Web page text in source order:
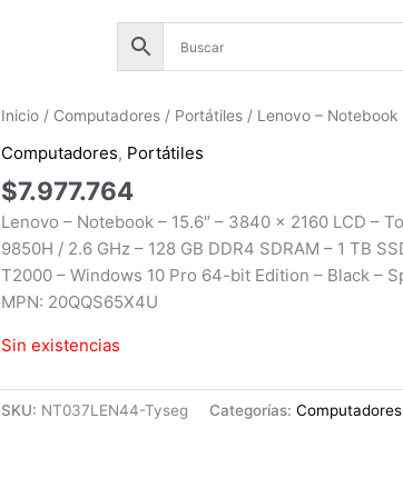
Inicio / Computadores / Portátiles / Lenovo – Notebook
Computadores, Portátiles
$7.977.764
Lenovo – Notebook – 15.6″ – 3840 x 2160 LCD –
9850H / 2.6 GHz – 128 GB DDR4 SDRAM – 1 TB
T2000 – Windows 10 Pro 64-bit Edition – Black –
MPN: 20QQS65X4U
Sin existencias
SKU: NT037LEN44-Tyseg Categorías:Computadores